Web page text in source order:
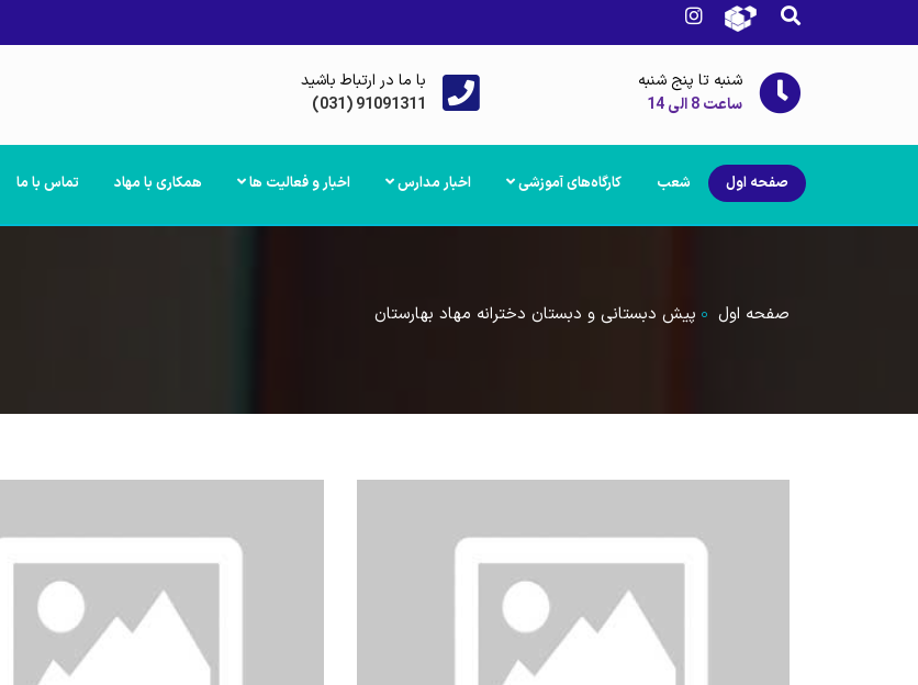
با ما در ارتباط باشید
(031) 91091311
شنبه تا پنج شنبه
ساعت 8 الی 14
صفحه اول شعب کارگاه‌های آموزشی اخبار مدارس اخبار و فعالیت ها همکاری با مهاد تماس با ما
صفحه اول پیش دبستانی و دبستان دخترانه مهاد بهارستان